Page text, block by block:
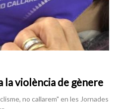
la violència de gènere
no callarem" en les Jornades